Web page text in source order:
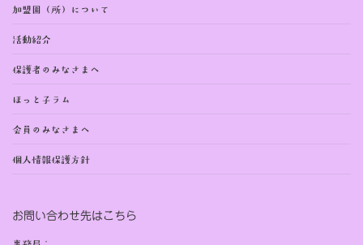
加盟園（所）について
活動紹介
保護者のみなさまへ
ほっと子ラム
会員のみなさまへ
個人情報保護方針
お問い合わせ先はこちら